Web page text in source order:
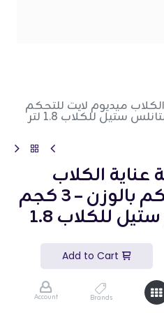
Brands
Account
ميديوم لايت للتحكم
بالوزن – 3 كجم مع وعاء ستانلس ستيل للكلاب 1.8 لتر
عناية الكلاب
ميديوم لايت للتحكم بالوزن – 3 كجم
مع وعاء ستانلس ستيل للكلاب 1.8